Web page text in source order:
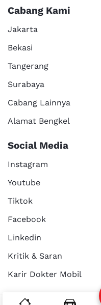
Services
Kritik dan
Reservasi
Cabang Kami
Jakarta
Bekasi
Tangerang
Surabaya
Cabang Lainnya
Alamat Bengkel
Social Media
Instagram
Youtube
Tiktok
Facebook
Linkedin
Kritik & Saran
Karir Dokter Mobil